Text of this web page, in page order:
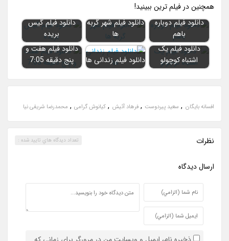
همچنين در فيلم ترين ببينيد!
دانلود فیلم دوباره
باهم
دانلود فيلم شهر گربه
ها
دانلود فیلم گیس
بریده
دانلود فیلم یک
اشتباه کوچولو
دانلود فیلم زندانی ها
دانلود فیلم هفت و
پنج دقیقه 7:05
افسانه بایگان , سعید پیردوست ,فرهاد آئیش , کیانوش گرامی , محمدرضا شریفی نیا
نظرات تعداد ديدگاه هاي تاييد شده :
ارسال ديدگاه